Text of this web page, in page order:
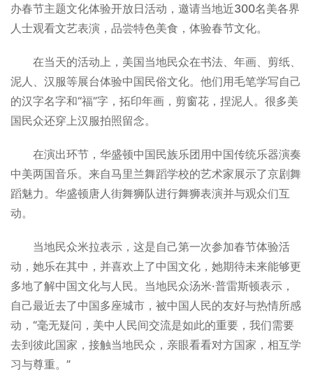
办春节主题文化体验开放日活动，邀请当地近300名美各界
人士观看文艺表演，品尝特色美食，体验春节文化。
在当天的活动上，美国当地民众在书法、年画、剪纸、
泥人、汉服等展台体验中国民俗文化。他们用毛笔学写自己
的汉字名字和“福”字，拓印年画，剪窗花，捏泥人。很多美
国民众还穿上汉服拍照留念。
在演出环节，华盛顿中国民族乐团用中国传统乐器演奏
中美两国音乐。来自马里兰舞蹈学校的艺术家展示了京剧舞
蹈魅力。华盛顿唐人街舞狮队进行舞狮表演并与观众们互
动。
当地民众米拉表示，这是自己第一次参加春节体验活
动，她乐在其中，并喜欢上了中国文化，她期待未来能够更
多地了解中国文化与人民。当地民众汤米·普雷斯顿表示，
自己最近去了中国多座城市，被中国人民的友好与热情所感
动，“毫无疑问，美中人民间交流是如此的重要，我们需要
去到彼此国家，接触当地民众，亲眼看看对方国家，相互学
习与尊重。”